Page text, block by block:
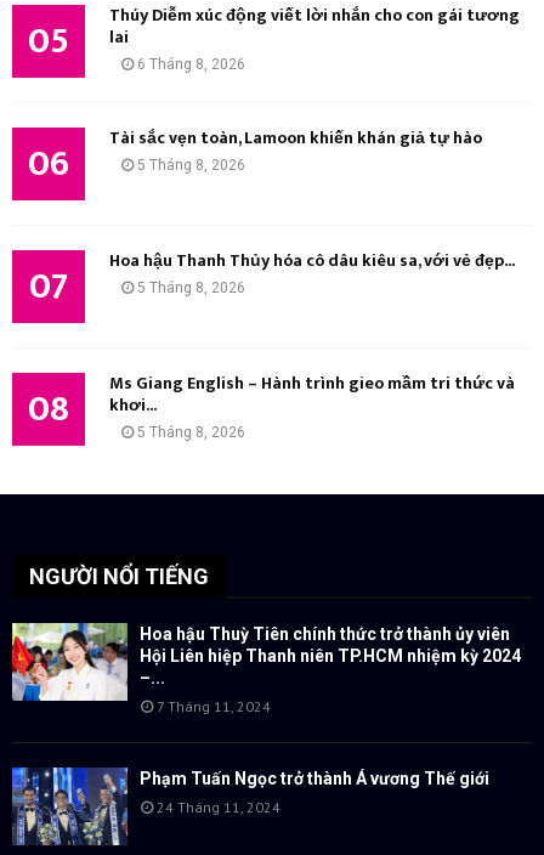
05 Thúy Diễm xúc động viết lời nhắn cho con gái tương
lai
6 Tháng 8, 2026
06 Tài sắc vẹn toàn, Lamoon khiến khán giả tự hào
5 Tháng 8, 2026
07 Hoa hậu Thanh Thủy hóa cô dâu kiêu sa, với vẻ đẹp...
5 Tháng 8, 2026
08 Ms Giang English – Hành trình gieo mầm tri thức và
khơi...
5 Tháng 8, 2026
NGƯỜI NỔI TIẾNG
Hoa hậu Thuỳ Tiên chính thức trở thành ủy viên
Hội Liên hiệp Thanh niên TP.HCM nhiệm kỳ 2024
–...
7 Tháng 11, 2024
Phạm Tuấn Ngọc trở thành Á vương Thế giới
24 Tháng 11, 2024